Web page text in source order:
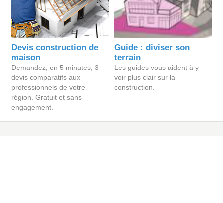
Devis construction de
maison
Demandez, en 5 minutes, 3
devis comparatifs aux
professionnels de votre
région. Gratuit et sans
engagement.
Guide : diviser son
terrain
Les guides vous aident à y
voir plus clair sur la
construction.